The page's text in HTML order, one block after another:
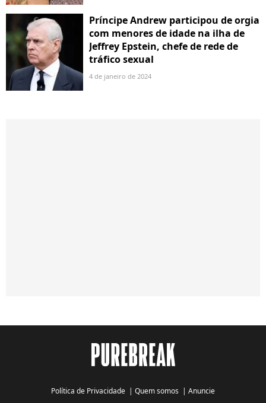
Príncipe Andrew participou de orgia
com menores de idade na ilha de
Jeffrey Epstein, chefe de rede de
tráfico sexual
4 de janeiro de 2024
Política de Privacidade | Quem somos | Anuncie